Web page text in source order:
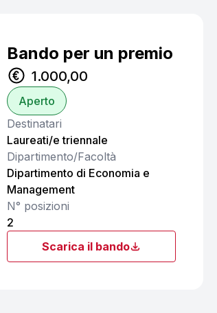
Bando per un premio
1.000,00
Aperto
Destinatari
Laureati/e triennale
Dipartimento/Facoltà
Dipartimento di Economia e
Management
N° posizioni
2
Scarica il bando